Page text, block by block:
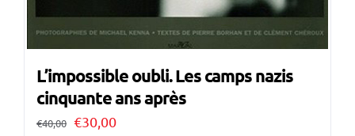
L’impossible oubli. Les camps nazis
cinquante ans après
€40,00 Il
€30,00Il